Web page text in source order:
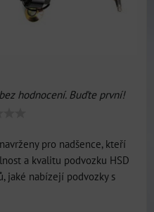
hodnocení. Buďte první!
pro nadšence, kteří
a kvalitu podvozku HSD
jaké nabízejí podvozky s